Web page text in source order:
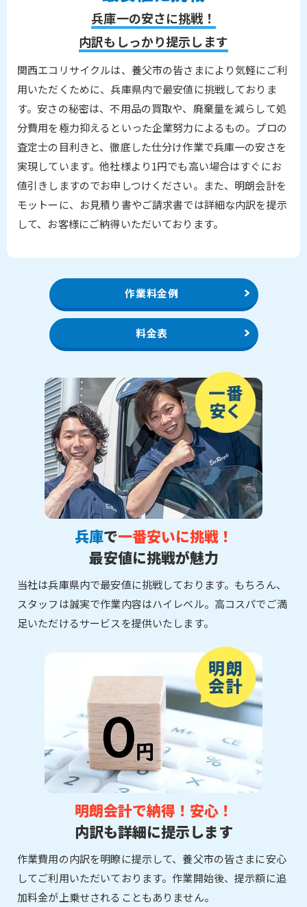
兵庫一の安さに挑戦！
内訳もしっかり提示します
関西エコリサイクルは、養父市の皆さまにより気軽にご利
用いただくために、兵庫県内で最安値に挑戦しておりま
す。安さの秘密は、不用品の買取や、廃棄量を減らして処
分費用を極力抑えるといった企業努力によるもの。プロの
査定士の目利きと、徹底した仕分け作業で兵庫一の安さを
実現しています。他社様より1円でも高い場合はすぐにお
値引きしますのでお申しつけください。また、明朗会計を
モットーに、お見積り書やご請求書では詳細な内訳を提示
して、お客様にご納得いただいております。
作業料金例
料金表
兵庫で一番安いに挑戦！
最安値に挑戦が魅力
当社は兵庫県内で最安値に挑戦しております。もちろん、
スタッフは誠実で作業内容はハイレベル。高コスパでご満
足いただけるサービスを提供いたします。
明朗会計で納得！安心！
内訳も詳細に提示します
作業費用の内訳を明瞭に提示して、養父市の皆さまに安心
してご利用いただいております。作業開始後、提示額に追
加料金が上乗せされることもありません。